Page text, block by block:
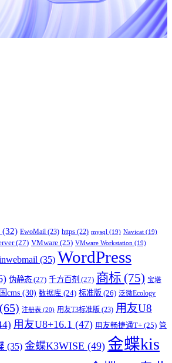
(32) EwoMail (23) https (22) mysql (19) Navicat (19)
(27) VMware (25) VMware Workstation (19)
(35) WordPress
伪静态 (27) 千方百剂 (27) 商标 (75) 宝塔
cms (30) 数据库 (24) 标准版 (26) 泛微Ecology
(65) 注册表 (20) 用友T3标准版 (23) 用友U8
用友U8+16.1 (47) 用友畅捷通T+ (25) 管
(35) 金蝶K3WISE (49) 金蝶kis